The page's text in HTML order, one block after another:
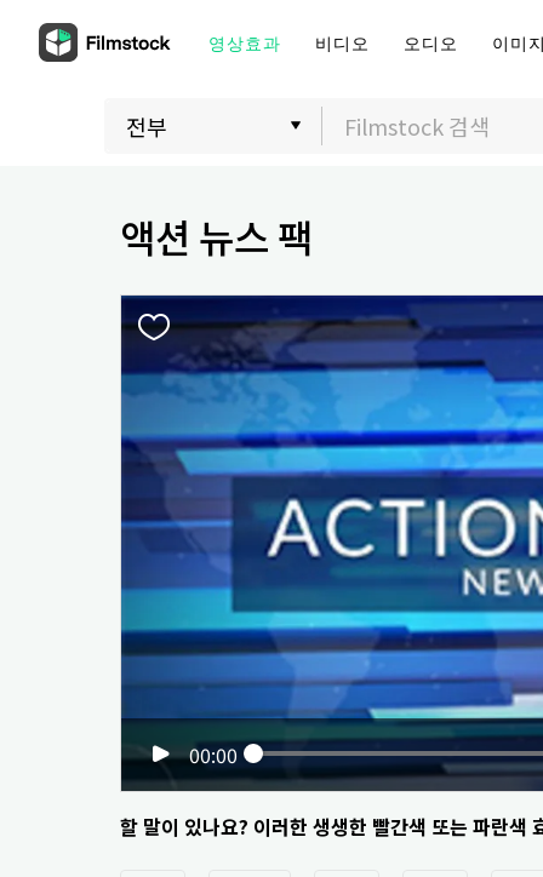
영상효과 비디오 오디오 이미
액션 뉴스 팩
00:00
할 말이 있나요? 이러한 생생한 빨간색 또는 파란